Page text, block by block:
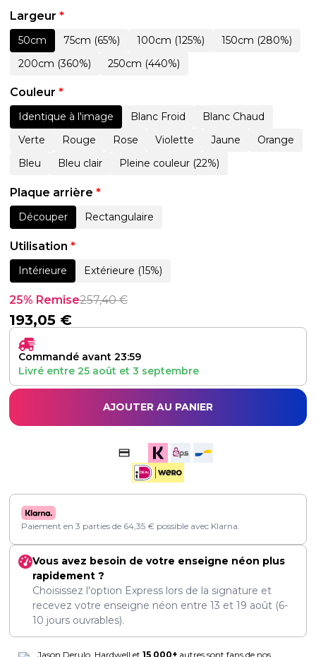
Largeur *
50cm 75cm (65%) 100cm (125%)
150cm (280%)
200cm (360%)
250cm (440%)
Couleur *
Identique à l'image Blanc Froid
Blanc Chaud
Verte
Rouge Rose Violette Jaune
Orange
Bleu
Bleu clair Pleine couleur (22%)
Plaque arrière *
Découper Rectangulaire
Utilisation *
Intérieure Extérieure (15%)
25% Remise257,40€
193,05 €
Commandé avant 23:59
Livré entre 25 août et 3 septembre
AJOUTER AU PANIER
Paiement en 3 parties de 64,35 € possible avec Klarna.
Vous avez besoin de votre enseigne néon plus
rapidement ?
Choisissez l'option Express lors de la signature et
recevez votre enseigne néon entre 13 et 19 août (6-
10 jours ouvrables).
Jason Derulo, Hardwell et 15 000+ autres sont fans de nos